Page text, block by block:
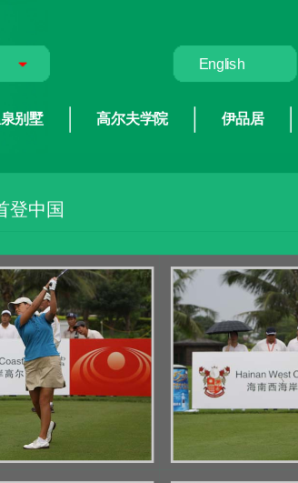
English
别墅 高尔夫学院 伊品居
登中国